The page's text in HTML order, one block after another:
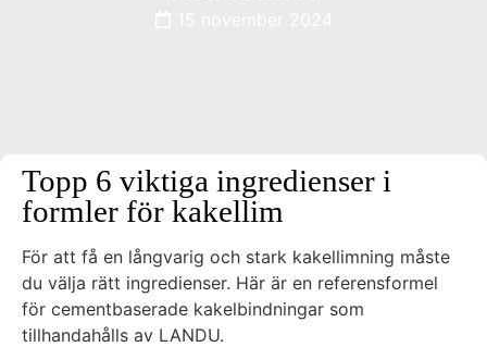
Topp 6 viktiga ingredienser i
formler för kakellim
För att få en långvarig och stark kakellimning måste
du välja rätt ingredienser. Här är en referensformel
för cementbaserade kakelbindningar som
tillhandahålls av LANDU.